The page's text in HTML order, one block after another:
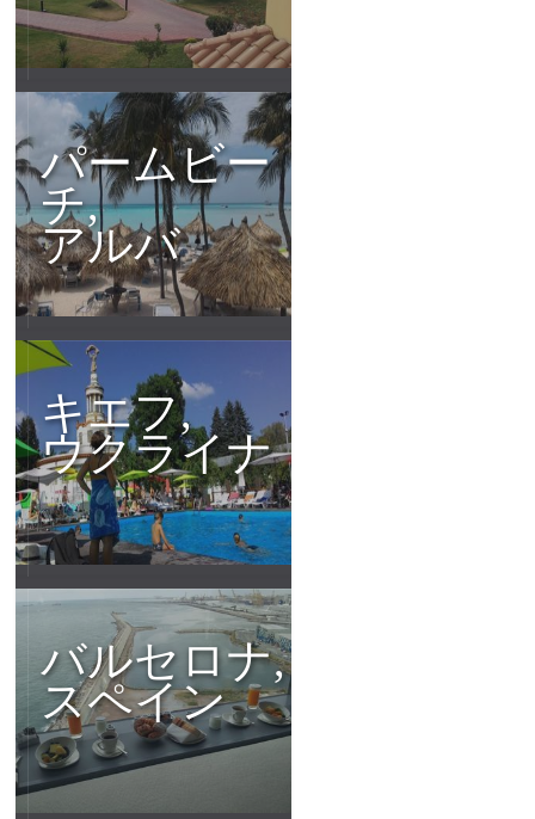
パームビー
チ,
アルバ
キエフ,
ウクライナ
バルセロナ,
スペイン